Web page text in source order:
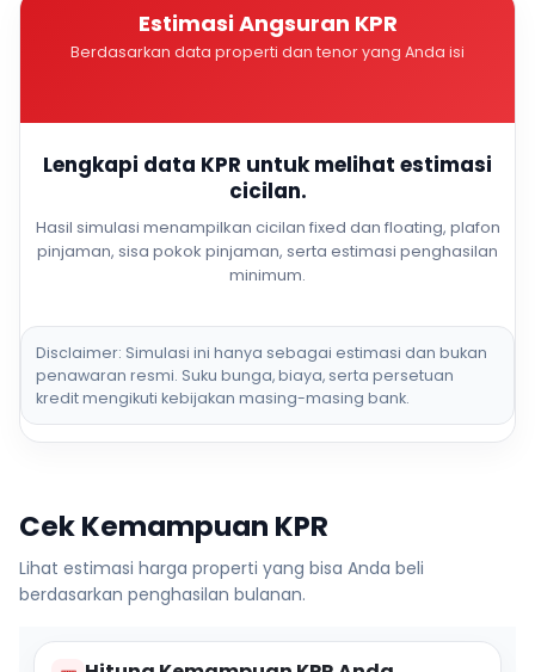
Estimasi Angsuran KPR
Berdasarkan data properti dan tenor yang Anda isi
Lengkapi data KPR untuk melihat estimasi
cicilan.
Hasil simulasi menampilkan cicilan fixed dan floating, plafon
pinjaman, sisa pokok pinjaman, serta estimasi penghasilan
minimum.
Disclaimer: Simulasi ini hanya sebagai estimasi dan bukan
penawaran resmi. Suku bunga, biaya, serta persetuan
kredit mengikuti kebijakan masing-masing bank.
Cek Kemampuan KPR
Lihat estimasi harga properti yang bisa Anda beli
berdasarkan penghasilan bulanan.